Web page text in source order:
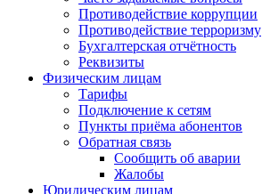
Противодействие коррупции
Противодействие терроризму
Бухгалтерская отчётность
Реквизиты
Физическим лицам
Тарифы
Подключение к сетям
Пункты приёма абонентов
Обратная связь
Сообщить об аварии
Жалобы
Юридическим лицам